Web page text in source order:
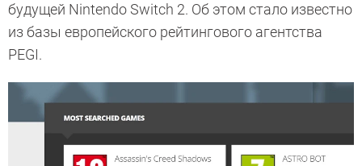
будущей Nintendo Switch 2. Об этом стало известно
из базы европейского рейтингового агентства
PEGI.